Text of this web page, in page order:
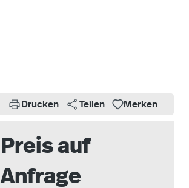
Drucken
Teilen Merken
Preis auf
Anfrage